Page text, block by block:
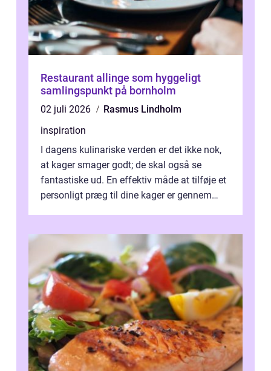
Restaurant allinge som hyggeligt
samlingspunkt på bornholm
02 juli 2026
Rasmus Lindholm
inspiration
I dagens kulinariske verden er det ikke nok,
at kager smager godt; de skal også se
fantastiske ud. En effektiv måde at tilføje et
personligt præg til dine kager er gennem